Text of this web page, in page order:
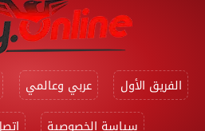
الفريق الأول عربي وعالمي
سياسة الخصوصية